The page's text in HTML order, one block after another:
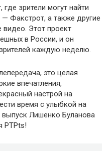
зрители могут найти
Факстрот, а также другие
видео. Этот проект
в России, и он
каждую неделю.
это целая
впечатления,
настрой на
время с улыбкой на
выпуск Лишенко Буланова
РТРts!